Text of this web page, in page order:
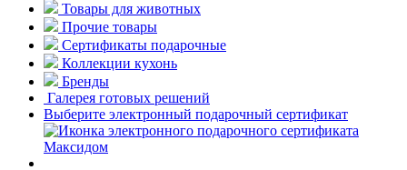
Товары для животных
Прочие товары
Сертификаты подарочные
Коллекции кухонь
Бренды
Галерея готовых решений
Выберите электронный подарочный сертификат